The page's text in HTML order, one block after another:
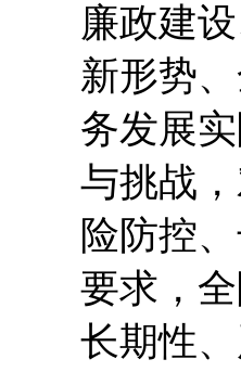
廉政建
新形势
务发展
与挑战
险防控
要求，
长期性